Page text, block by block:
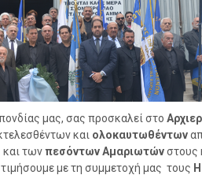
μας, σας προσκαλεί στο
και ολοκαυτωθέντων
τωνπεσόντων Αμαριωτώνστους
με τη συμμετοχή μας τους